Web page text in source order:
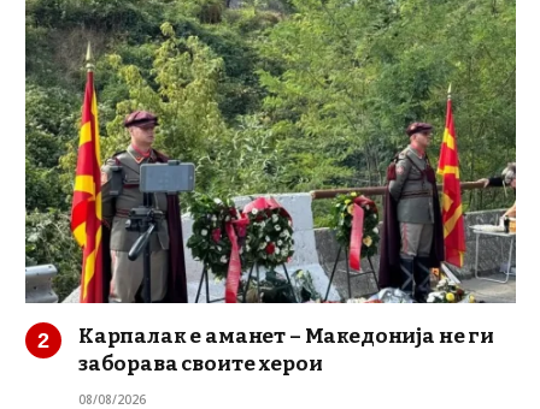
Карпалак е аманет – Македонија не ги
заборава своите херои
08/08/2026